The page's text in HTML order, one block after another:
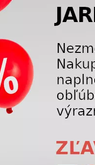
Pánska funkčná spodná
UYN CASHMERE SHINY